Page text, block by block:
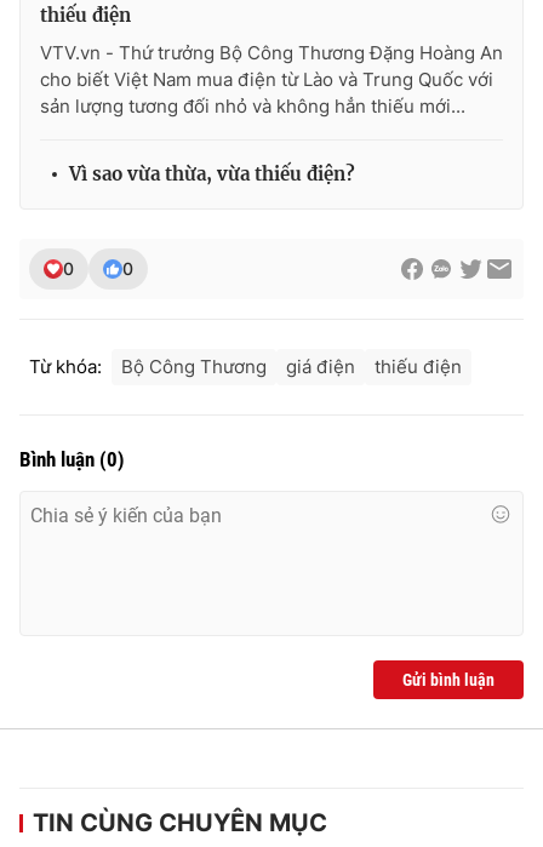
thiếu điện
VTV.vn - Thứ trưởng Bộ Công Thương Đặng Hoàng An
cho biết Việt Nam mua điện từ Lào và Trung Quốc với
sản lượng tương đối nhỏ và không hẳn thiếu mới...
Vì sao vừa thừa, vừa thiếu điện?
0 0
Từ khóa: Bộ Công Thương giá điện thiếu điện
Bình luận (0)
Gửi bình luận
TIN CÙNG CHUYÊN MỤC